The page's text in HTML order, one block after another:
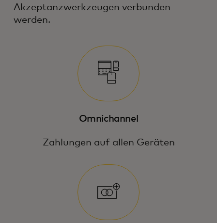
Akzeptanzwerkzeugen verbunden
werden.
Omnichannel
Zahlungen auf allen Geräten